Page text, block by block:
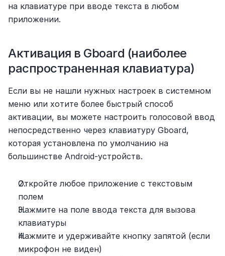
на клавиатуре при вводе текста в любом
приложении.
Активация в Gboard (наиболее
распространенная клавиатура)
Если вы не нашли нужных настроек в системном
меню или хотите более быстрый способ
активации, вы можете настроить голосовой ввод
непосредственно через клавиатуру Gboard,
которая установлена по умолчанию на
большинстве Android-устройств.
Откройте любое приложение с текстовым
полем
Нажмите на поле ввода текста для вызова
клавиатуры
Нажмите и удерживайте кнопку запятой (если
микрофон не виден)